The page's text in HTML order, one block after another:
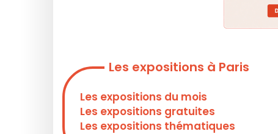
Les expositions à Paris
Les expositions du mois
Les expositions gratuites
Les expositions thématiques